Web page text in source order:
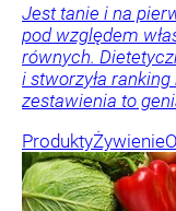
Jest tanie i na
pod względem
równych.
i stworzyła
zestawienia to
ProduktyŻywienie